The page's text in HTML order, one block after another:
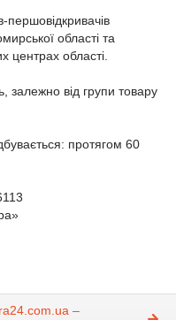
першовідкривачів
області та
центрах області.
залежно від групи товару
протягом 60
–